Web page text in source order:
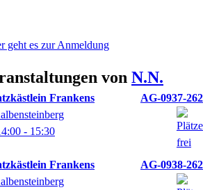
geht es zur Anmeldung
von N.N.
Frankens
AG-0937-262
- 15:30
Frankens
AG-0938-262